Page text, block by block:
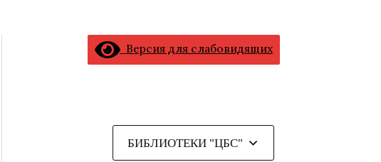
Версия для слабовидящих
БИБЛИОТЕКИ "ЦБС"